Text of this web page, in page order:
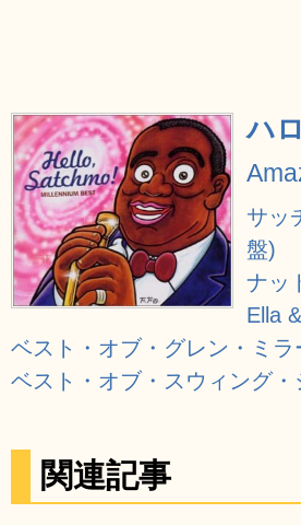
ハ
サッ
盤)
ナッ
Ella
ベスト・オブ・グレン・ミラ
ベスト・オブ・スウィング・
関連記事